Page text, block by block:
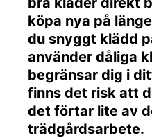
köpa nya på
du snyggt klädd
använder dåliga
begränsar dig i
finns det risk att
det förtar lite av
trädgårdsarbete.